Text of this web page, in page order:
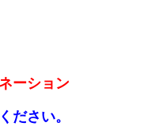
ーション
ださい。